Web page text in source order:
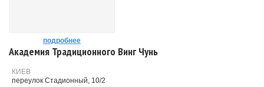
подробнее
Академия Традиционного Винг Чунь
КИЕВ
переулок Стадионный, 10/2